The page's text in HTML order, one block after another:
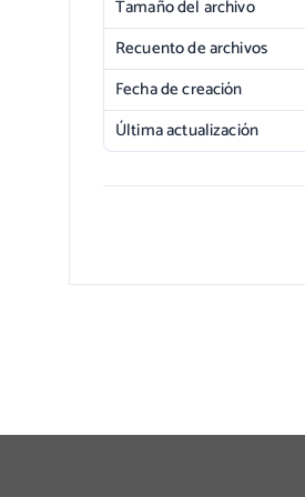
Tamaño del archivo
Recuento de archivos
Fecha de creación
Última actualización